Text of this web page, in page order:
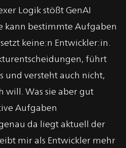
Logik stößt GenAI
kann bestimmte Aufgaben
keine:n Entwickler:in.
führt
und versteht auch nicht,
will. Was sie aber gut
Aufgaben
da liegt aktuell der
mir als Entwickler mehr